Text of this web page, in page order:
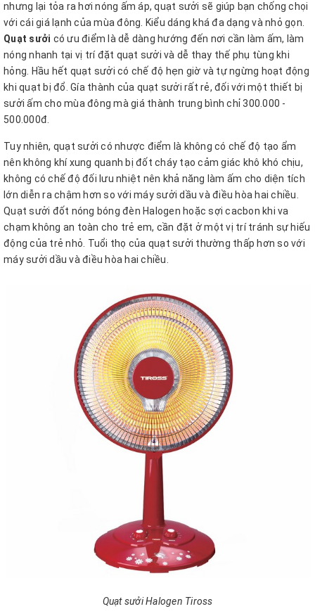
nhưng lại tỏa ra hơi nóng ấm áp, quạt sưởi sẽ giúp bạn chống chọi
với cái giá lạnh của mùa đông. Kiểu dáng khá đa dạng và nhỏ gọn.
Quạt sưởi có ưu điểm là dễ dàng hướng đến nơi cần làm ấm, làm
nóng nhanh tại vị trí đặt quạt sưởi và dễ thay thế phụ tùng khi
hỏng. Hầu hết quạt sưởi có chế độ hẹn giờ và tự ngừng hoạt động
khi quạt bị đổ. Gía thành của quạt sưởi rất rẻ, đối với một thiết bị
sưởi ấm cho mùa đông mà giá thành trung bình chỉ 300.000 -
500.000đ.
Tuy nhiên, quạt sưởi có nhược điểm là không có chế độ tạo ẩm
nên không khí xung quanh bị đốt cháy tạo cảm giác khô khó chịu,
không có chế độ đối lưu nhiệt nên khả năng làm ấm cho diện tích
lớn diễn ra chậm hơn so với máy sưởi dầu và điều hòa hai chiều.
Quạt sưởi đốt nóng bóng đèn Halogen hoặc sợi cacbon khi va
chạm không an toàn cho trẻ em, cần đặt ở một vị trí tránh sự hiếu
động của trẻ nhỏ. Tuổi thọ của quạt sưởi thường thấp hơn so với
máy sưởi dầu và điều hòa hai chiều.
Quạt sưởi Halogen Tiross